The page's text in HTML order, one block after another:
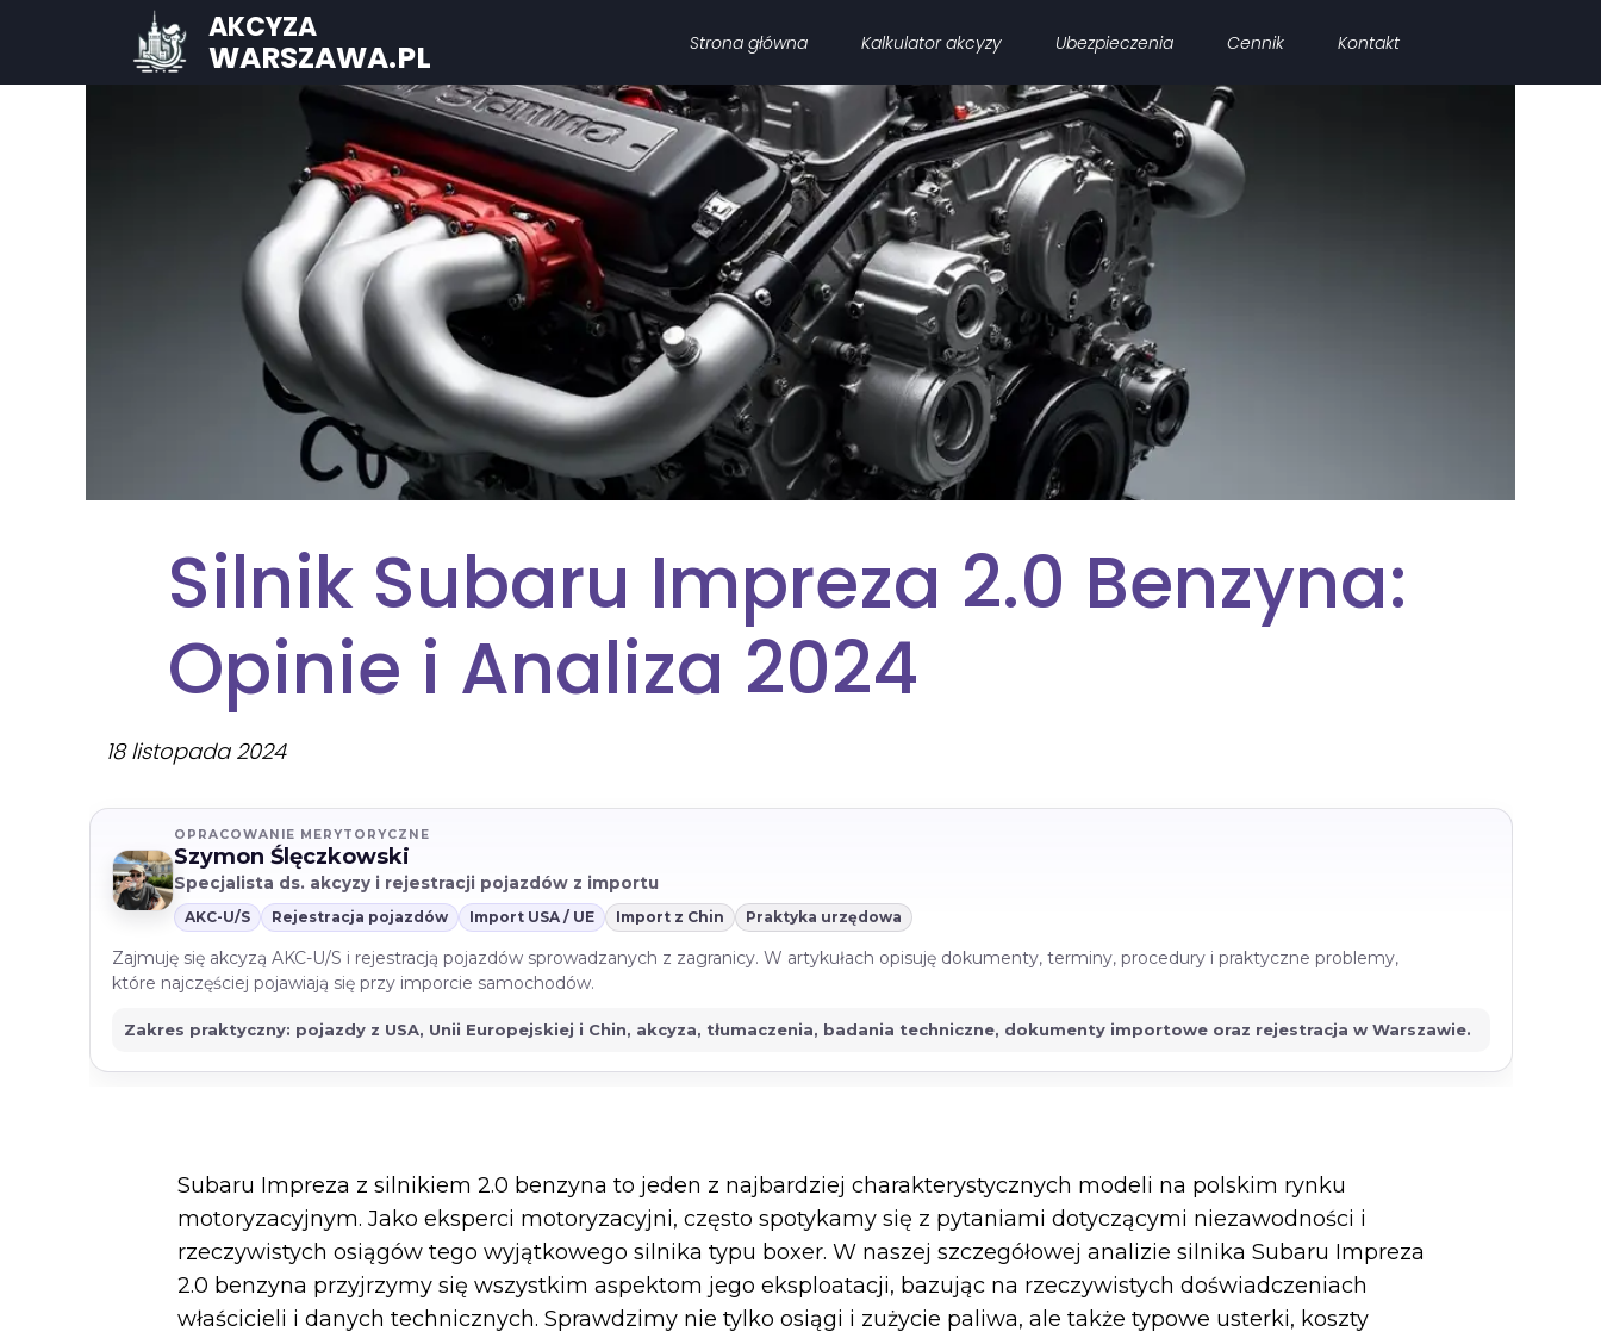
Strona główna Kalkulator akcyzy Ubezpieczenia Cennik Kontakt
AKCYZA
WARSZAWA.PL
18 listopada 2024
Silnik Subaru Impreza 2.0 Benzyna:
Opinie i Analiza 2024
Subaru Impreza z silnikiem 2.0 benzyna to jeden z najbardziej charakterystycznych modeli na polskim rynku
motoryzacyjnym. Jako eksperci motoryzacyjni, często spotykamy się z pytaniami dotyczącymi niezawodności i
rzeczywistych osiągów tego wyjątkowego silnika typu boxer. W naszej szczegółowej analizie silnika Subaru Impreza
2.0 benzyna przyjrzymy się wszystkim aspektom jego eksploatacji, bazując na rzeczywistych doświadczeniach
właścicieli i danych technicznych. Sprawdzimy nie tylko osiągi i zużycie paliwa, ale także typowe usterki, koszty
OPRACOWANIE MERYTORYCZNE
Szymon Ślęczkowski
Specjalista ds. akcyzy i rejestracji pojazdów z importu
AKC-U/S Rejestracja pojazdów Import USA / UE Import z Chin Praktyka urzędowa
Zajmuję się akcyzą AKC-U/S i rejestracją pojazdów sprowadzanych z zagranicy. W artykułach opisuję dokumenty, terminy, procedury i praktyczne problemy,
które najczęściej pojawiają się przy imporcie samochodów.
Zakres praktyczny: pojazdy z USA, Unii Europejskiej i Chin, akcyza, tłumaczenia, badania techniczne, dokumenty importowe oraz rejestracja w Warszawie.